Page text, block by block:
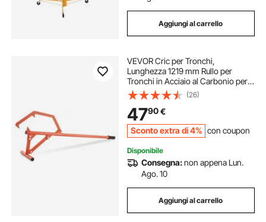
Aggiungi al carrello
VEVOR Cric per Tronchi,
Lunghezza 1219 mm Rullo per
Tronchi in Acciaio al Carbonio per
Impieghi Gravosi, Sollevatore per
Tronchi con Gancio Regolabile,
Martinetto per Tronchi Fino a 635
mm di Diametro
(26)
4790€
Sconto extra di 4% con coupon
Disponibile
Consegna:non appena Lun.
Ago. 10
Aggiungi al carrello